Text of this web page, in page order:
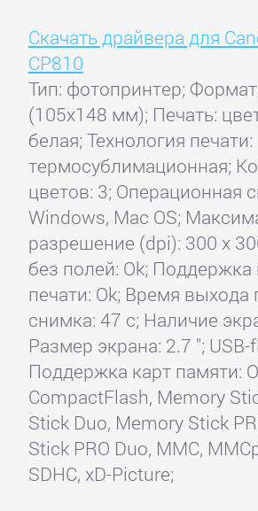
Скачать драйвера для
CP810
Тип: фотопринтер;
(105x148 мм); Печать:
белая; Технология печати:
термосублимационная;
цветов: 3; Операционная
Windows, Mac OS;
разрешение (dpi): 300 x
без полей: Ok;
печати: Ok; Время выхода
снимка: 47 с; Наличие
Размер экрана: 2.7 "; USB-
Поддержка карт памяти:
CompactFlash, Memory
Stick Duo, Memory Stick
Stick PRO Duo, MMC,
SDHC, xD-Picture;